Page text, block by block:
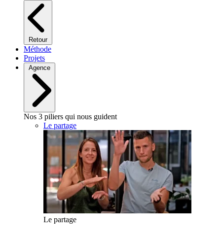
Retour
Méthode
Projets
Agence
Nos 3 piliers qui nous guident
Le partage
Le partage